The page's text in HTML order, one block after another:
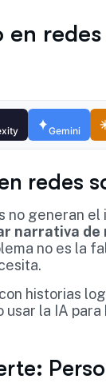
Gemini
redes
no generan
narrativa de
no es la
historias
usar la IA